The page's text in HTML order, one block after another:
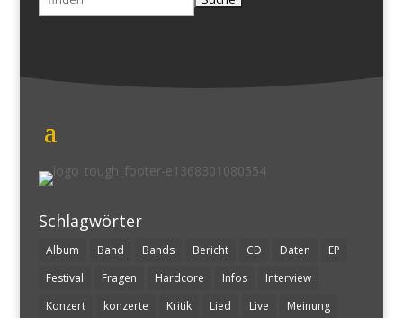
nach:
Schlagwörter
Album Band Bands Bericht CD Daten
EP
Festival
Fragen Hardcore Infos
Interview
Konzert
konzerte Kritik Lied Live Meinung